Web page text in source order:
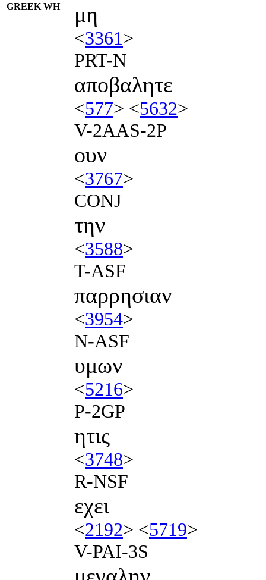
GREEK WH μη
<3361>
PRT-N
αποβαλητε
<577> <5632>
V-2AAS-2P
ουν
<3767>
CONJ
την
<3588>
T-ASF
παρρησιαν
<3954>
N-ASF
υμων
<5216>
P-2GP
ητις
<3748>
R-NSF
εχει
<2192> <5719>
V-PAI-3S